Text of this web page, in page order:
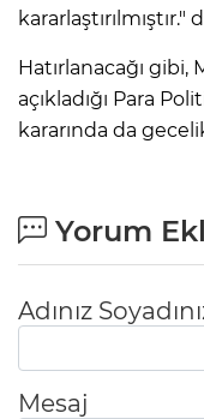
kararlaştırılmıştır."
Hatırlanacağı gibi,
açıkladığı Para
kararında da
Yorum
Adınız
Mesaj